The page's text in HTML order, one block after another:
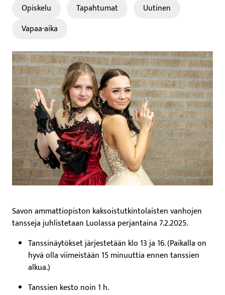
Opiskelu Tapahtumat
Uutinen
Vapaa-aika
Savon ammattiopiston kaksoistutkintolaisten vanhojen
tansseja juhlistetaan Luolassa perjantaina 7.2.2025.
Tanssinäytökset järjestetään klo 13 ja 16. (Paikalla on
hyvä olla viimeistään 15 minuuttia ennen tanssien
alkua.)
Tanssien kesto noin 1 h.